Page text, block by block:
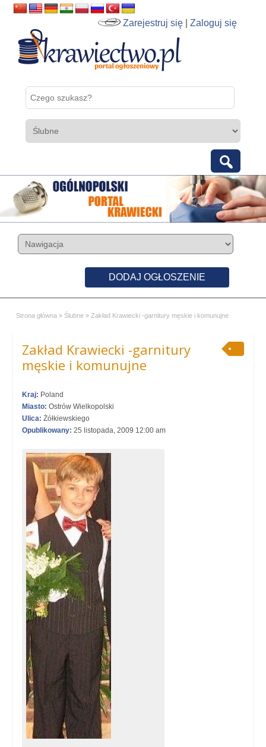
Zarejestruj się |Zaloguj się
DODAJ OGŁOSZENIE
Strona główna » Ślubne » Zakład Krawiecki -garnitury męskie i komunujne
Zakład Krawiecki -garnitury
męskie i komunujne
Kraj: Poland
Miasto: Ostrów Wielkopolski
Ulica: Żółkiewskiego
Opublikowany: 25 listopada, 2009 12:00 am